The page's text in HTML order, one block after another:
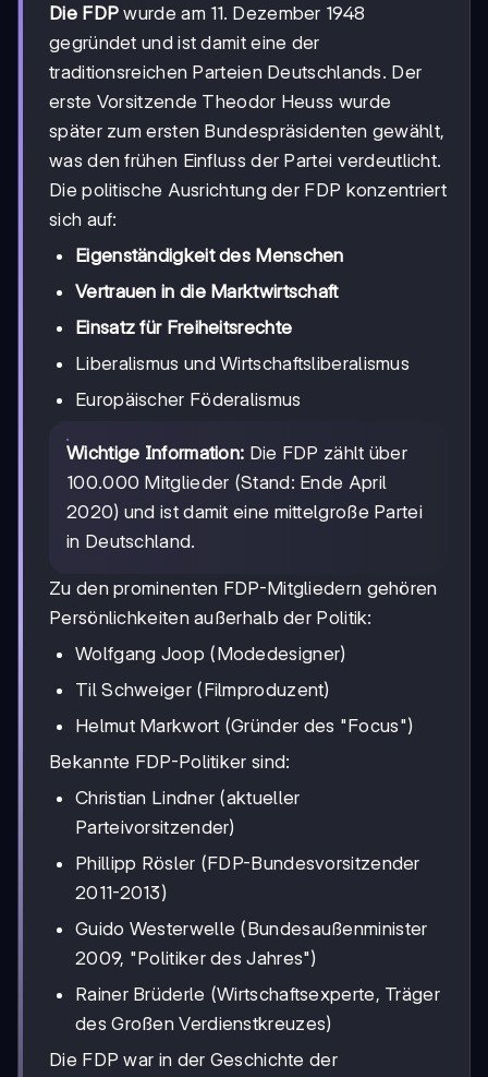
Die FDP wurde am 11. Dezember 1948
gegründet und ist damit eine der
traditionsreichen Parteien Deutschlands. Der
erste Vorsitzende Theodor Heuss wurde
später zum ersten Bundespräsidenten gewählt,
was den frühen Einfluss der Partei verdeutlicht.
Die politische Ausrichtung der FDP konzentriert
sich auf:
Eigenständigkeit des Menschen
Vertrauen in die Marktwirtschaft
Einsatz für Freiheitsrechte
Liberalismus und Wirtschaftsliberalismus
Europäischer Föderalismus
Wichtige Information: Die FDP zählt über
100.000 Mitglieder (Stand: Ende April
2020) und ist damit eine mittelgroße Partei
in Deutschland.
Zu den prominenten FDP-Mitgliedern gehören
Persönlichkeiten außerhalb der Politik:
Wolfgang Joop (Modedesigner)
Til Schweiger (Filmproduzent)
Helmut Markwort (Gründer des "Focus")
Bekannte FDP-Politiker sind:
Christian Lindner (aktueller
Parteivorsitzender)
Phillipp Rösler (FDP-Bundesvorsitzender
2011-2013)
Guido Westerwelle (Bundesaußenminister
2009, "Politiker des Jahres")
Rainer Brüderle (Wirtschaftsexperte, Träger
des Großen Verdienstkreuzes)
Die FDP war in der Geschichte der